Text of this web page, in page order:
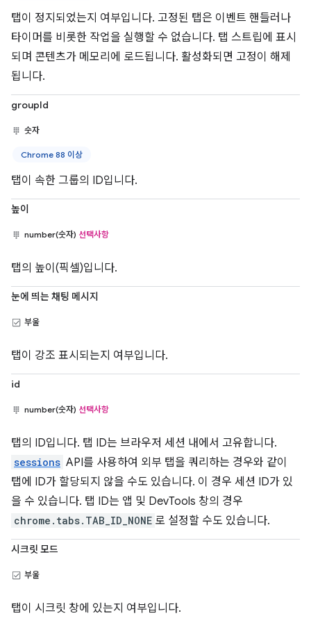
탭이 정지되었는지 여부입니다. 고정된 탭은 이벤트 핸들러나
타이머를 비롯한 작업을 실행할 수 없습니다. 탭 스트립에 표시
되며 콘텐츠가 메모리에 로드됩니다. 활성화되면 고정이 해제
됩니다.
groupId
숫자
Chrome 88 이상
탭이 속한 그룹의 ID입니다.
높이
number(숫자) 선택사항
탭의 높이(픽셀)입니다.
눈에 띄는 채팅 메시지
부울
탭이 강조 표시되는지 여부입니다.
id
number(숫자) 선택사항
탭의 ID입니다. 탭 ID는 브라우저 세션 내에서 고유합니다.
sessions API를 사용하여 외부 탭을 쿼리하는 경우와 같이
탭에 ID가 할당되지 않을 수도 있습니다. 이 경우 세션 ID가 있
을 수 있습니다. 탭 ID는 앱 및 DevTools 창의 경우
chrome.tabs.TAB_ID_NONE 로 설정할 수도 있습니다.
시크릿 모드
부울
탭이 시크릿 창에 있는지 여부입니다.